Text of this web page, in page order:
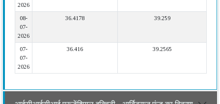
2026
08-
07-
2026
36.4178 39.259
07-
07-
2026
36.416 39.2565